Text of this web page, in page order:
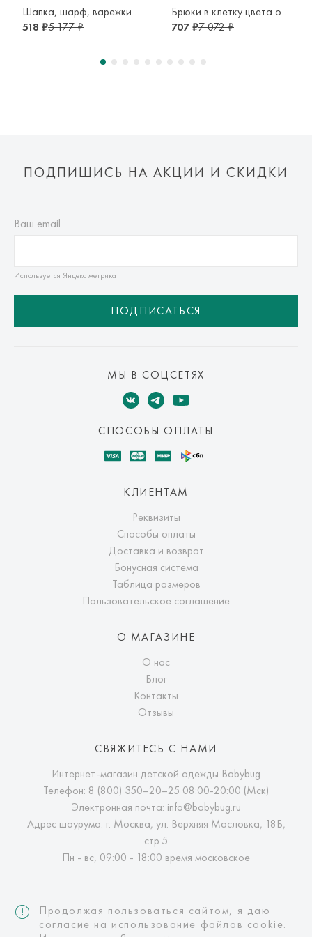
транспортной компании. Доставка осуществляется в срок и
по тарифам транспортной компании.
Оплата осуществляется онлайн банковскими картами Visa,
Шапка, шарф, варежки серого цвета
518 ₽5 177 ₽
Брюки в клетку цвета орхидея
707 ₽7 072 ₽
ПОДПИШИСЬ НА АКЦИИ И СКИДКИ
Ваш email
Используется Яндекс метрика
ПОДПИСАТЬСЯ
МЫ В СОЦСЕТЯХ
СПОСОБЫ ОПЛАТЫ
КЛИЕНТАМ
Реквизиты
Способы оплаты
Доставка и возврат
Бонусная система
Таблица размеров
Пользовательское соглашение
О МАГАЗИНЕ
О нас
Блог
Контакты
Отзывы
СВЯЖИТЕСЬ С НАМИ
Интернет-магазин детской одежды Babybug
Телефон: 8 (800) 350–20–25 08:00-20:00 (Мск)
Электронная почта: info@babybug.ru
Адрес шоурума: г. Москва, ул. Верхняя Масловка, 18Б,
стр.5
Пн - вс, 09:00 - 18:00 время московское
Продолжая пользоваться сайтом, я даю
согласие на использование файлов cookie.